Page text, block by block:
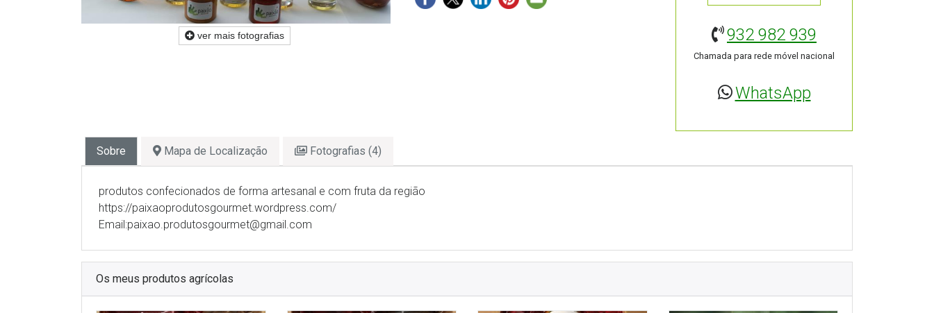
ver mais fotografias 932 982 939
Chamada para rede móvel nacional
WhatsApp
Sobre Mapa de Localização Fotografias (4)
produtos confecionados de forma artesanal e com fruta da região
https://paixaoprodutosgourmet.wordpress.com/
Email:paixao.produtosgourmet@gmail.com
Os meus produtos agrícolas